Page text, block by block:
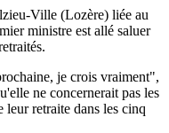
Ville (Lozère) liée au
ministre est allé saluer
je crois vraiment",
ne concernerait pas les
leur retraite dans les cinq